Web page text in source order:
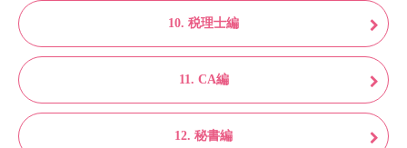
10. 税理士編
11. CA編
12. 秘書編